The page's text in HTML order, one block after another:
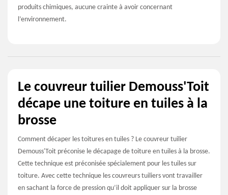
produits chimiques, aucune crainte à avoir concernant
l’environnement.
Le couvreur tuilier Demouss'Toit
décape une toiture en tuiles à la
brosse
Comment décaper les toitures en tuiles ? Le couvreur tuilier
Demouss'Toit préconise le décapage de toiture en tuiles à la brosse.
Cette technique est préconisée spécialement pour les tuiles sur
toiture. Avec cette technique les couvreurs tuiliers vont travailler
en sachant la force de pression qu’il doit appliquer sur la brosse